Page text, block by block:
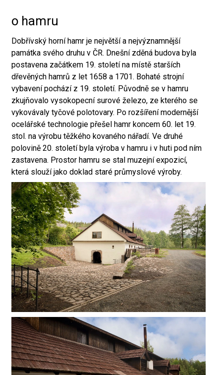
o hamru
Dobřívský horní hamr je největší a nejvýznamnější
památka svého druhu v ČR. Dnešní zděná budova byla
postavena začátkem 19. století na místě starších
dřevěných hamrů z let 1658 a 1701. Bohaté strojní
vybavení pochází z 19. století. Původně se v hamru
zkujňovalo vysokopecní surové železo, ze kterého se
vykovávaly tyčové polotovary. Po rozšíření modernější
ocelářské technologie přešel hamr koncem 60. let 19.
stol. na výrobu těžkého kovaného nářadí. Ve druhé
polovině 20. století byla výroba v hamru i v huti pod ním
zastavena. Prostor hamru se stal muzejní expozicí,
která slouží jako doklad staré průmyslové výroby.